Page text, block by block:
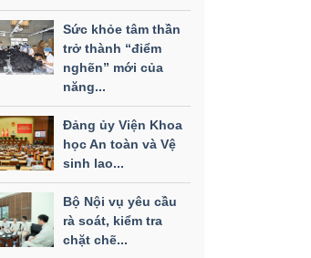
Sức khỏe tâm thần
trở thành “điểm
nghẽn” mới của
năng...
Đảng ủy Viện Khoa
học An toàn và Vệ
sinh lao...
Bộ Nội vụ yêu cầu
rà soát, kiểm tra
chặt chẽ...